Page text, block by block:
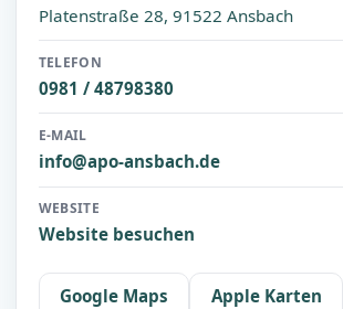
Platenstraße 28, 91522 Ansbach
TELEFON
0981 / 48798380
E-MAIL
info@apo-ansbach.de
WEBSITE
Website besuchen
Google Maps Apple Karten